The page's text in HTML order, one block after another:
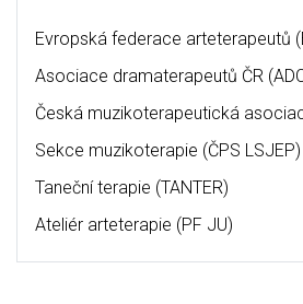
Evropská federace arteterapeutů
Asociace dramaterapeutů ČR
Česká muzikoterapeutická
Sekce muzikoterapie (ČPS LSJEP)
Taneční terapie (TANTER)
Ateliér arteterapie (PF JU)